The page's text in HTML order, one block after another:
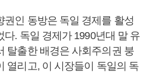
권인 동방은 독일 경제를 활성
. 독일 경제가 1990년대 말 유
탈출한 배경은 사회주의권 붕
열리고, 이 시장들이 독일의 독